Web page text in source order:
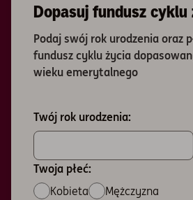
Dopasuj fundusz cyklu
Podaj swój rok urodzenia oraz
fundusz cyklu życia
wieku emerytalnego
Twój rok urodzenia:
Twoja płeć:
Kobieta
Mężczyzna